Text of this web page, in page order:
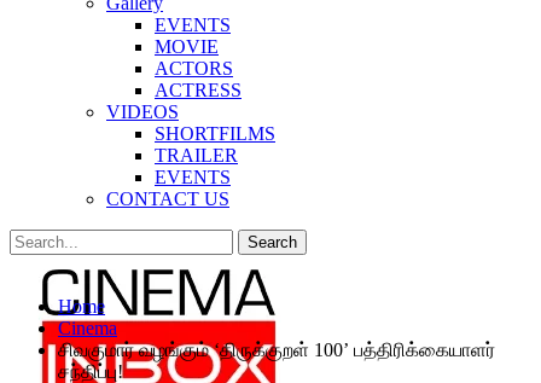
EVENTS
MOVIE
ACTORS
ACTRESS
VIDEOS
SHORTFILMS
TRAILER
EVENTS
CONTACT US
Categories
Tags Home
Cinema
சிவகுமார் வழங்கும் ‘திருக்குறள் 100’ பத்திரிக்கையாளர்
சந்திப்பு!